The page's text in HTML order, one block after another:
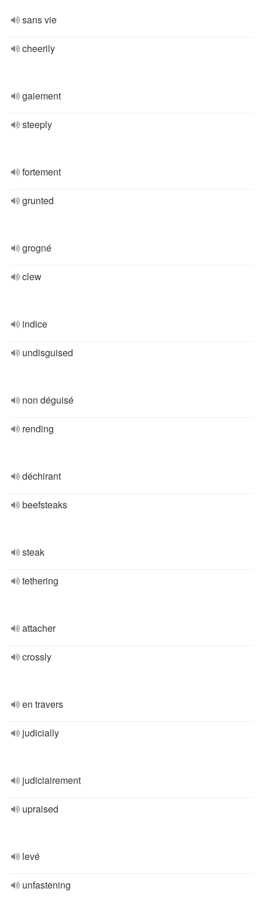
sans vie
cheerily
gaiement
steeply
fortement
grunted
grogné
clew
indice
undisguised
non déguisé
rending
déchirant
beefsteaks
steak
tethering
attacher
crossly
en travers
judicially
judiciairement
upraised
levé
unfastening